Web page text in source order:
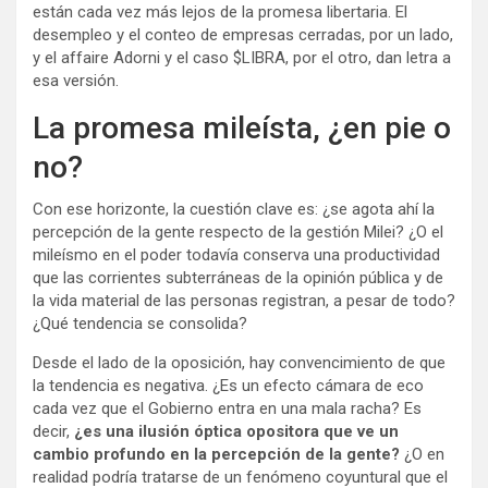
están cada vez más lejos de la promesa libertaria. El
desempleo y el conteo de empresas cerradas, por un lado,
y el affaire Adorni y el caso $LIBRA, por el otro, dan letra a
esa versión.
La promesa mileísta, ¿en pie o
no?
Con ese horizonte, la cuestión clave es: ¿se agota ahí la
percepción de la gente respecto de la gestión Milei? ¿O el
mileísmo en el poder todavía conserva una productividad
que las corrientes subterráneas de la opinión pública y de
la vida material de las personas registran, a pesar de todo?
¿Qué tendencia se consolida?
Desde el lado de la oposición, hay convencimiento de que
la tendencia es negativa. ¿Es un efecto cámara de eco
cada vez que el Gobierno entra en una mala racha? Es
decir, ¿es una ilusión óptica opositora que ve un
cambio profundo en la percepción de la gente? ¿O en
realidad podría tratarse de un fenómeno coyuntural que el